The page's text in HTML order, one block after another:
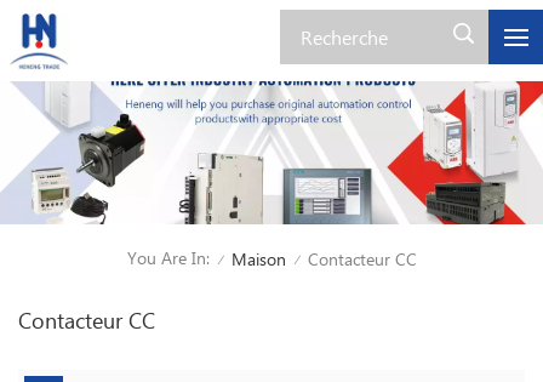
You Are In: / Maison / Contacteur CC
Contacteur CC